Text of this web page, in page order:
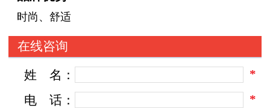
用高品质的羊毛、羊绒而闻名于世，服装的可穿
中，都渗透了手工精细、质素及矢志追求美感的
精品艺术。人手缝线、精致手工、麖皮细节及个
性化配件，LORO PIANA稳占奢华精品市场的地
时尚、舒适
在线咨询
姓
名：
*
电
话：
*